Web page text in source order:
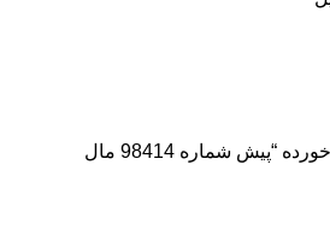
محصولات برچسب خورده “پیش شماره 98414 مال